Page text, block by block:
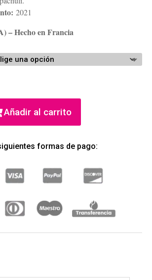
2021
– Hecho en Francia
Añadir al carrito
formas de pago: